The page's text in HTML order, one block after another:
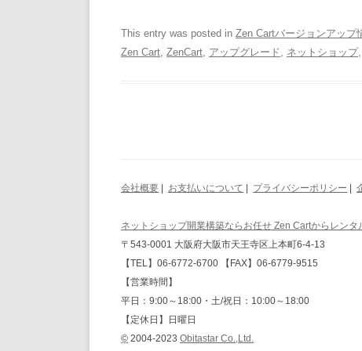
This entry was posted in Zen Cartバージョンアップ
Zen Cart, ZenCart, アップグレード , ネットショップ,
会社概要 お支払いについて プライバシーポリシー
ネットショップ開業構築ならお任せ Zen Cartからレンタ
〒543-0001 大阪府大阪市天王寺区上本町6-4-13
【TEL】06-6772-6700 【FAX】06-6779-9515
【営業時間】
平日：9:00～18:00・土/祝日：10:00～18:00
【定休日】日曜日
© 2004-2023 Obitastar Co.,Ltd.